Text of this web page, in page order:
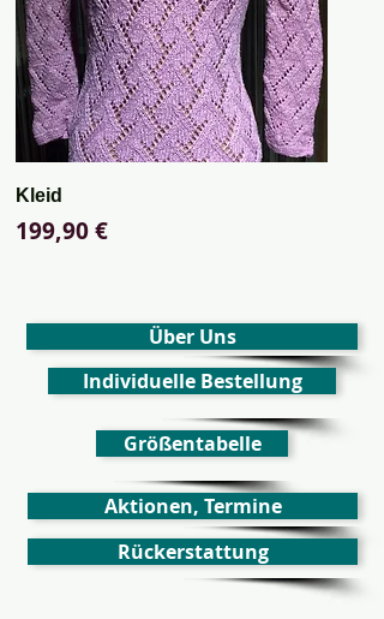
Kleid
Preis
199,90 €
Über Uns
Individuelle Bestellung
Größentabelle
Aktionen, Termine
Rückerstattung